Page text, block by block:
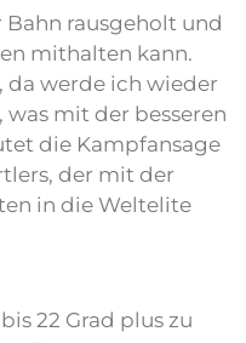
Bahn rausgeholt und
mithalten kann.
da werde ich wieder
mit der besseren
die Kampfansage
der mit der
in die Weltelite
22 Grad plus zu